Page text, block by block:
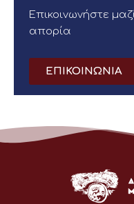
Επικοινωνήστε
απορία
ΕΠΙΚΟΙΝΩΝΙΑ